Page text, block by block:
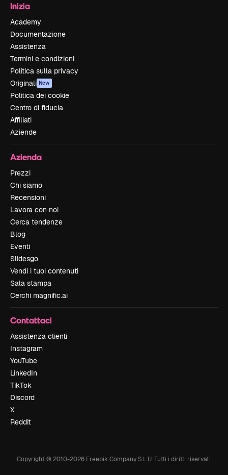
Inizia
Academy
Documentazione
Assistenza
Termini e condizioni
Politica sulla privacy
Originali New
Politica dei cookie
Centro di fiducia
Affiliati
Aziende
Azienda
Prezzi
Chi siamo
Recensioni
Lavora con noi
Cerca tendenze
Blog
Eventi
Slidesgo
Vendi i tuoi contenuti
Sala stampa
Cerchi magnific.ai
Contattaci
Assistenza clienti
Instagram
YouTube
LinkedIn
TikTok
Discord
X
Reddit
Copyright © 2010-2026Freepik Company S.L.U. Tutti i diritti riservati.